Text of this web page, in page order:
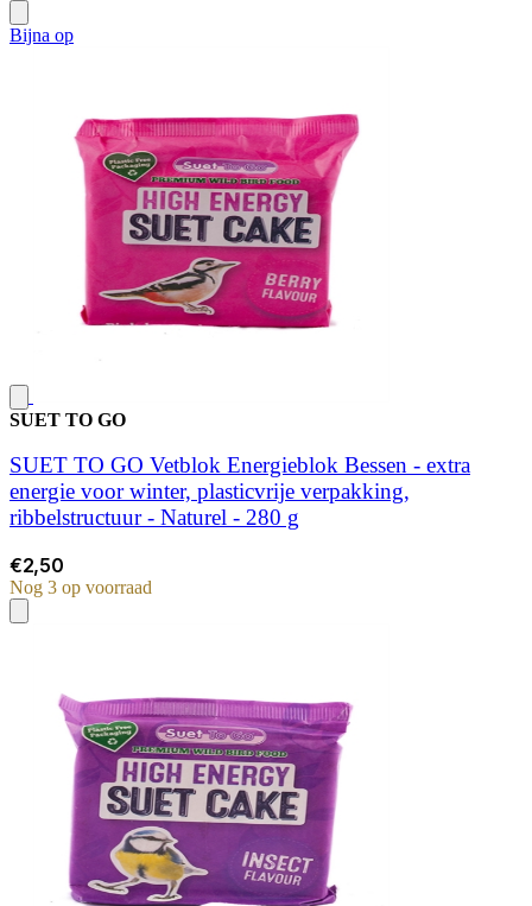
Bijna op
SUET TO GO
SUET TO GO Vetblok Energieblok Bessen - extra
energie voor winter, plasticvrije verpakking,
ribbelstructuur - Naturel - 280 g
€2,50
Nog 3 op voorraad